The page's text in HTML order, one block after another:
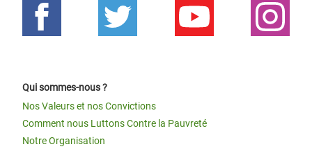
Qui sommes-nous ?
Nos Valeurs et nos Convictions
Comment nous Luttons Contre la Pauvreté
Notre Organisation